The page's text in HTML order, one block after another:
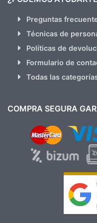
Preguntas
Técnicas de
Políticas de
Formulario de
Todas las
COMPRA SEGURA